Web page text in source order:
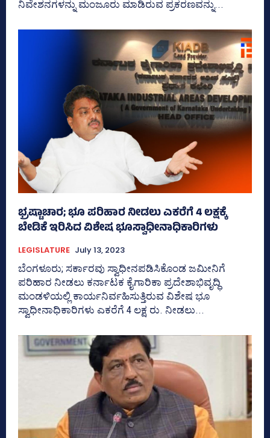
ನಿವೇಶನಗಳನ್ನು ಮಂಜೂರು ಮಾಡಿರುವ ಪ್ರಕರಣವನ್ನು...
ಭ್ರಷ್ಟಾಚಾರ; ಭೂ ಪರಿಹಾರ ನೀಡಲು ಎಕರೆಗೆ 4 ಲಕ್ಷಕ್ಕೆ
ಬೇಡಿಕೆ ಇರಿಸಿದ ವಿಶೇಷ ಭೂಸ್ವಾಧೀನಾಧಿಕಾರಿಗಳು
LEGISLATURE July 13, 2023
ಬೆಂಗಳೂರು; ಸರ್ಕಾರವು ಸ್ವಾಧೀನಪಡಿಸಿಕೊಂಡ ಜಮೀನಿಗೆ
ಪರಿಹಾರ ನೀಡಲು ಕರ್ನಾಟಕ ಕೈಗಾರಿಕಾ ಪ್ರದೇಶಾಭಿವೃದ್ಧಿ
ಮಂಡಳಿಯಲ್ಲಿ ಕಾರ್ಯನಿರ್ವಹಿಸುತ್ತಿರುವ ವಿಶೇಷ ಭೂ
ಸ್ವಾಧೀನಾಧಿಕಾರಿಗಳು ಎಕರೆಗೆ 4 ಲಕ್ಷ ರು. ನೀಡಲು...